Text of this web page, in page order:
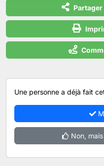
Une personne a déjà fait
Non,